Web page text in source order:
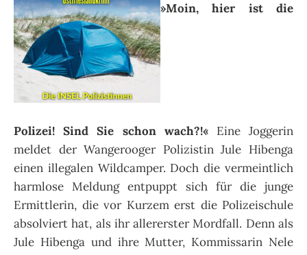
»Moin, hier ist die
Polizei! Sind Sie schon wach?!«Eine Joggerin
meldet der Wangerooger Polizistin Jule Hibenga
einen illegalen Wildcamper. Doch die vermeintlich
harmlose Meldung entpuppt sich für die junge
Ermittlerin, die vor Kurzem erst die Polizeischule
absolviert hat, als ihr allererster Mordfall. Denn als
Jule Hibenga und ihre Mutter, Kommissarin Nele